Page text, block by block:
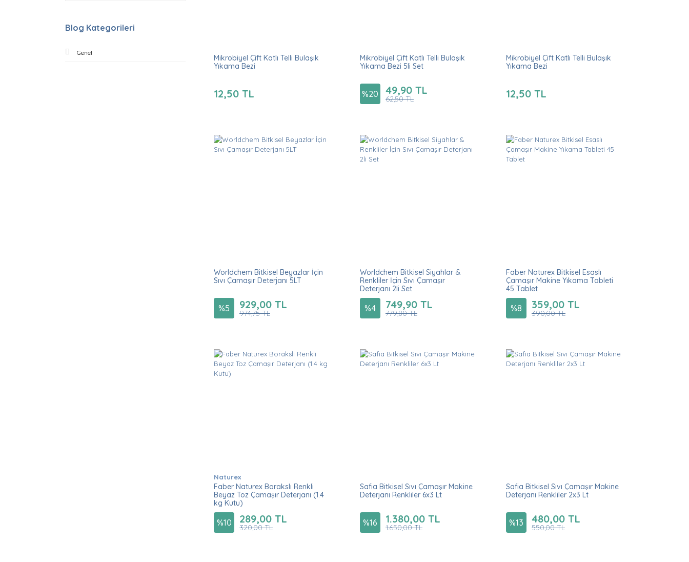
Blog Kategorileri
Genel
Mikrobiyel Çift Katlı Telli Bulaşık
Yıkama Bezi
12,50 TL
Mikrobiyel Çift Katlı Telli Bulaşık
Yıkama Bezi 5li Set
%20 49,90 TL
62,50 TL
Mikrobiyel Çift Katlı Telli Bulaşık
Yıkama Bezi
12,50 TL
Worldchem Bitkisel Beyazlar İçin
Sıvı Çamaşır Deterjanı 5LT
%5 929,00 TL
974,75 TL
Worldchem Bitkisel Siyahlar &
Renkliler İçin Sıvı Çamaşır
Deterjanı 2li Set
%4 749,90 TL
779,80 TL
Faber Naturex Bitkisel Esaslı
Çamaşır Makine Yıkama Tableti
45 Tablet
%8 359,00 TL
390,00 TL
Naturex
Faber Naturex Borakslı Renkli
Beyaz Toz Çamaşır Deterjanı (1.4
kg Kutu)
%10 289,00 TL
320,00 TL
Safia Bitkisel Sıvı Çamaşır Makine
Deterjanı Renkliler 6x3 Lt
%16 1.380,00 TL
1.650,00 TL
Safia Bitkisel Sıvı Çamaşır Makine
Deterjanı Renkliler 2x3 Lt
%13 480,00 TL
550,00 TL